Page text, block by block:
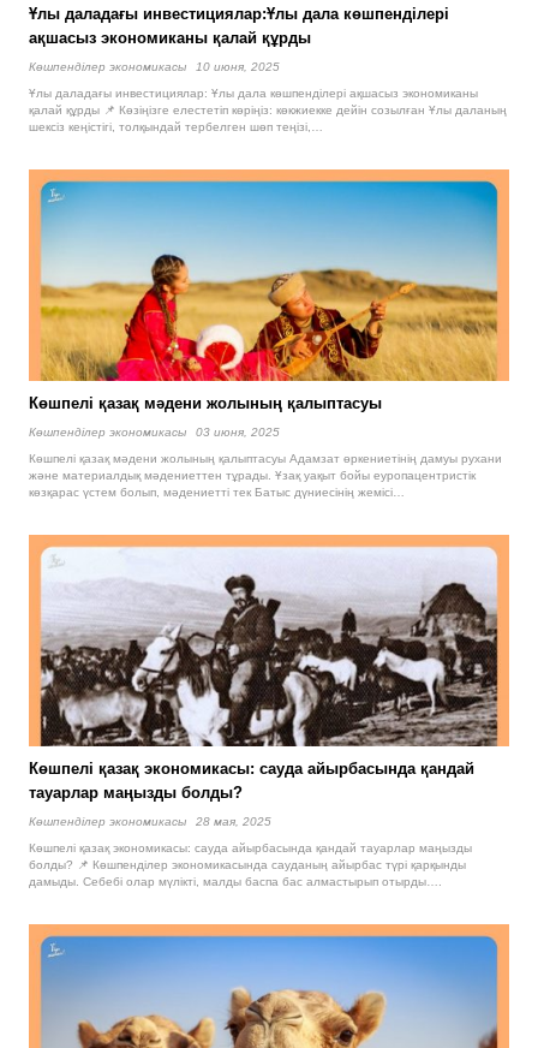
Ұлы даладағы инвестициялар:Ұлы дала көшпенділері
ақшасыз экономиканы қалай құрды
Көшпенділер экономикасы
10 июня, 2025
Ұлы даладағы инвестициялар: Ұлы дала көшпенділері ақшасыз экономиканы
қалай құрды 📌 Көзіңізге елестетіп көріңіз: көкжиекке дейін созылған Ұлы даланың
шексіз кеңістігі, толқындай тербелген шөп теңізі,…
Көшпелі қазақ мәдени жолының қалыптасуы
Көшпенділер экономикасы
03 июня, 2025
Көшпелі қазақ мәдени жолының қалыптасуы Адамзат өркениетінің дамуы рухани
және материалдық мәдениеттен тұрады. Ұзақ уақыт бойы еуропацентристік
көзқарас үстем болып, мәдениетті тек Батыс дүниесінің жемісі…
Көшпелі қазақ экономикасы: сауда айырбасында қандай
тауарлар маңызды болды?
Көшпенділер экономикасы
28 мая, 2025
Көшпелі қазақ экономикасы: сауда айырбасында қандай тауарлар маңызды
болды? 📌 Көшпенділер экономикасында сауданың айырбас түрі қарқынды
дамыды. Себебі олар мүлікті, малды баспа бас алмастырып отырды….